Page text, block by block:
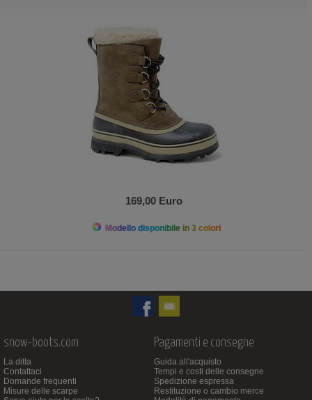
169,00 Euro
Modello disponibile in 3 colori
snow-boots.com
La ditta
Contattaci
Domande frequenti
Misure delle scarpe
Pagamenti e consegne
Guida all'acquisto
Tempi e costi delle consegne
Spedizione espressa
Restituzione o cambio merce